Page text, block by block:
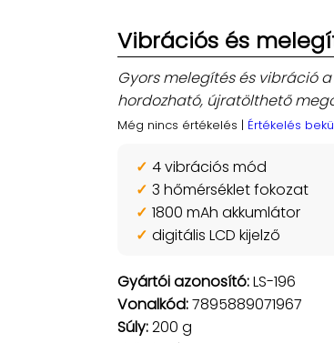
Vibrációs és
Gyors melegítés és vibráció
hordozható, újratölthető
Még nincs értékelés | Értékelés
4 vibrációs mód
3 hőmérséklet fokozat
1800 mAh akkumlátor
digitális LCD kijelző
Gyártói azonosító:LS-196
Vonalkód:7895889071967
Súly:200 g